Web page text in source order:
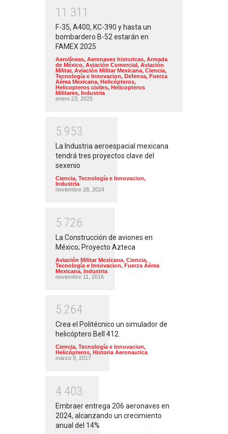
1 1 31 1
F-35, A400, KC-390 y hasta un
bombardero B-52 estarán en
FAMEX 2025
Aerolíneas, Aeronaves historicas, Armada
de México, Aviación Comercial, Aviación
Militar, Aviación Militar Mexicana, Ciencia,
Tecnología e Innovacion, Defensa, Fuerza
Aérea Mexicana, Helicópteros,
Helicopteros civiles, Helicopteros
Militares, Industria
enero 23, 2025
5 953
La Industria aeroespacial mexicana
tendrá tres proyectos clave del
sexenio
Ciencia, Tecnología e Innovacion,
Industria
noviembre 28, 2024
5 726
La Construcción de aviones en
México; Proyecto Azteca
Aviación Militar Mexicana, Ciencia,
Tecnología e Innovacion, Fuerza Aérea
Mexicana, Industria
noviembre 11, 2016
5 264
Crea el Politécnico un simulador de
helicóptero Bell 412.
Ciencia, Tecnología e Innovacion,
Helicópteros, Historia Aeronautica
marzo 9, 2017
4 403
Embraer entrega 206 aeronaves en
2024, alcanzando un crecimiento
anual del 14%